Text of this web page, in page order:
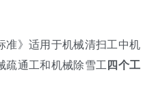
准》适用于机械清扫工中机
疏通工和机械除雪工 四个工